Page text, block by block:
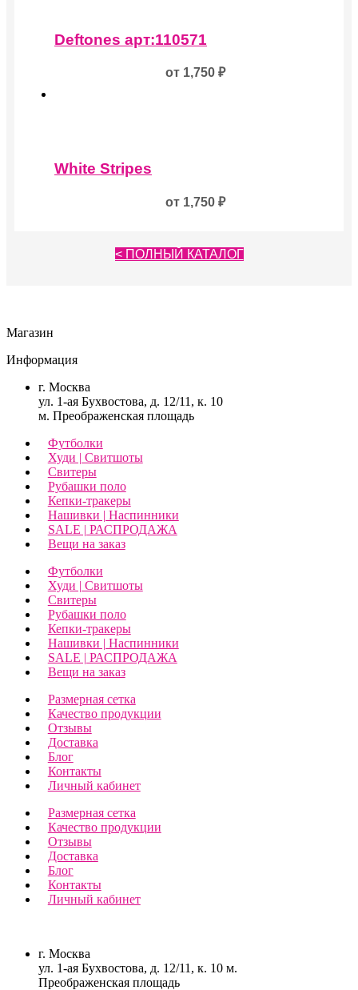
товара.
товар
имеет
товара.
Deftones арт:110571
от 1,750 ₽
товар
имеет
White Stripes
от 1,750 ₽
< ПОЛНЫЙ КАТАЛОГ
Магазин
Информация
г. Москва
ул. 1-ая Бухвостова, д. 12/11, к. 10
м. Преображенская площадь
Футболки
Худи | Свитшоты
Свитеры
Рубашки поло
Кепки-тракеры
Нашивки | Наспинники
SALE | РАСПРОДАЖА
Вещи на заказ
Футболки
Худи | Свитшоты
Свитеры
Рубашки поло
Кепки-тракеры
Нашивки | Наспинники
SALE | РАСПРОДАЖА
Вещи на заказ
Размерная сетка
Качество продукции
Отзывы
Доставка
Блог
Контакты
Личный кабинет
Размерная сетка
Качество продукции
Отзывы
Доставка
Блог
Контакты
Личный кабинет
г. Москва
ул. 1-ая Бухвостова, д. 12/11, к. 10 м.
Преображенская площадь